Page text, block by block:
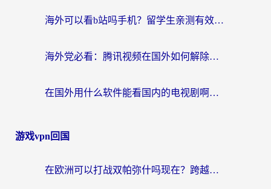
海外可以看b站吗手机？留学生亲测有效的回国加速指南
海外党必看：腾讯视频在国外如何解除地域限制？附优酷咪咕使用指南
在国外用什么软件能看国内的电视剧啊？留学生亲测有效的回国加速方案
游戏vpn回国
在欧洲可以打战双帕弥什吗现在？跨越延迟墙的实战指南